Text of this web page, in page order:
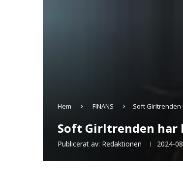
Hem FINANS Soft
Soft Girltrenden har
Publicerat av: Redaktionen 2024-